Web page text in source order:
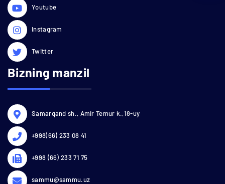
Youtube
Instagram
Twitter
Bizning manzil
Samarqand sh., Amir Temur k.,18-uy
+998(66) 233 08 41
+998 (66) 233 71 75
sammu@sammu.uz